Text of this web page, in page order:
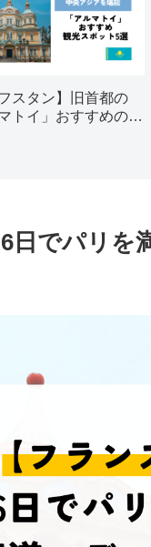
スタン】旧首都の
トイ」おすすめの観
日でパリ